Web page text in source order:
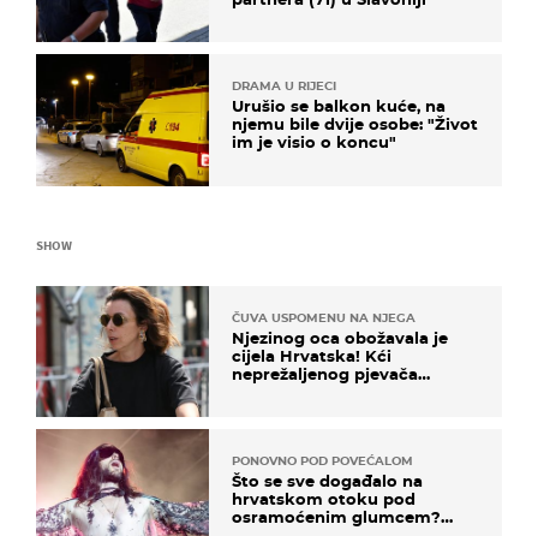
DRAMA U RIJECI
Urušio se balkon kuće, na
njemu bile dvije osobe: "Život
im je visio o koncu"
SHOW
ČUVA USPOMENU NA NJEGA
Njezinog oca obožavala je
cijela Hrvatska! Kći
neprežaljenog pjevača
PONOVNO POD POVEĆALOM
Što se sve događalo na
hrvatskom otoku pod
osramoćenim glumcem?